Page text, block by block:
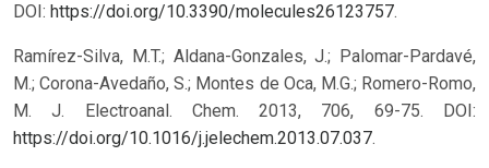
DOI: https://doi.org/10.3390/molecules26123757.
Ramírez-Silva, M.T.; Aldana-Gonzales, J.; Palomar-Pardavé,
M.; Corona-Avedaño, S.; Montes de Oca, M.G.; Romero-Romo,
M. J. Electroanal. Chem. 2013, 706, 69-75. DOI:
https://doi.org/10.1016/j.jelechem.2013.07.037.